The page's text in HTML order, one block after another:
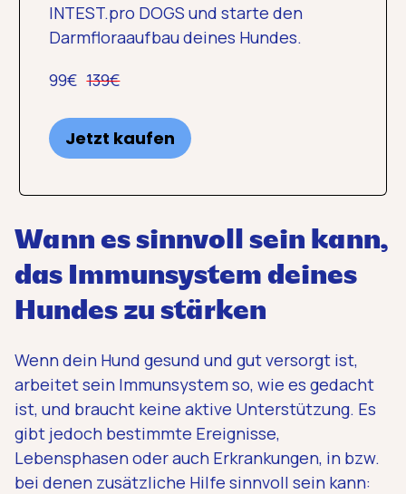
INTEST.pro DOGS und starte den
Darmfloraaufbau deines Hundes.
99€ 139€
Jetzt kaufen
Wann es sinnvoll sein kann,
das Immunsystem deines
Hundes zu stärken
Wenn dein Hund gesund und gut versorgt ist,
arbeitet sein Immunsystem so, wie es gedacht
ist, und braucht keine aktive Unterstützung. Es
gibt jedoch bestimmte Ereignisse,
Lebensphasen oder auch Erkrankungen, in bzw.
bei denen zusätzliche Hilfe sinnvoll sein kann: